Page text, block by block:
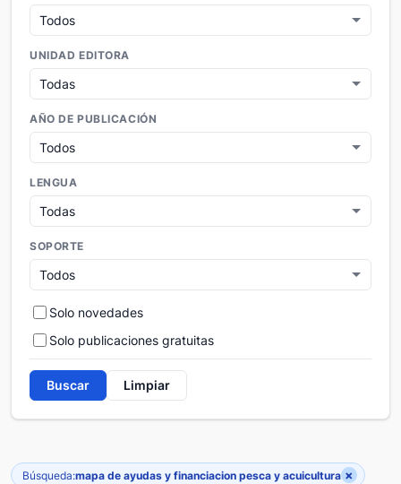
UNIDAD EDITORA
AÑO DE PUBLICACIÓN
LENGUA
SOPORTE
Solo novedades
Solo publicaciones gratuitas
Buscar Limpiar
Búsqueda:mapa de ayudas y financiacion pesca y acuicultura ×